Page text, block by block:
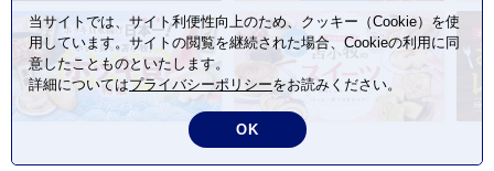
当サイトでは、サイト利便性向上のため、クッキー（Cookie）を使
用しています。サイトの閲覧を継続された場合、Cookieの利用に同
意したことものといたします。
詳細についてはプライバシーポリシーをお読みください。
OK